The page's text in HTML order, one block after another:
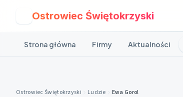
Ostrowiec Świętokrzyski
Strona główna Firmy Aktualności
Ostrowiec Świętokrzyski Ludzie Ewa Gorol